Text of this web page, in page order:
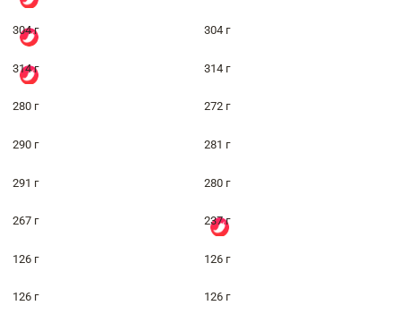
304 г 304 г
314 г 314 г
280 г 272 г
290 г 281 г
291 г 280 г
267 г 237 г
126 г 126 г
126 г 126 г